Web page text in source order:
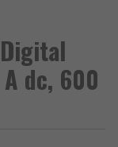
dc, 600